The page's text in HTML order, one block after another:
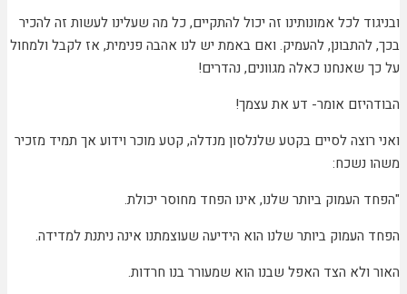
לכל אמונותינו זה יכול להתקיים, כל מה שעלינו לעשות זה להכיר
להעמיק. ואם באמת יש לנו אהבה פנימית, אז לקבל ולמחול
כאלה מגוונים, נהדרים!
אומר- דע את עצמך!
לסיים בקטע שלנלסון מנדלה, קטע מוכר וידוע אך תמיד מזכיר
העמוק ביותר שלנו, אינו הפחד מחוסר יכולת.
ביותר שלנו הוא הידיעה שעוצמתנו אינה ניתנת למדידה.
הצד האפל שבנו הוא שמעורר בנו חרדות.